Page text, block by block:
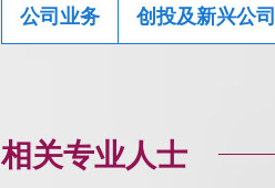
公司业务 创投及新兴公司
相关专业人士